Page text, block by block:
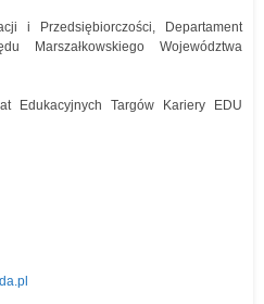
i Przedsiębiorczości, Departament
Marszałkowskiego Województwa
Edukacyjnych Targów Kariery EDU